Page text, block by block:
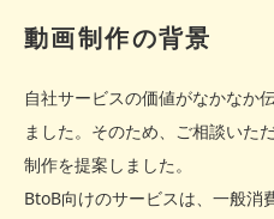
動画制作の背景
自社サービスの価値がなかなか
ました。そのため、ご相談いた
制作を提案しました。
BtoB向けのサービスは、一般消